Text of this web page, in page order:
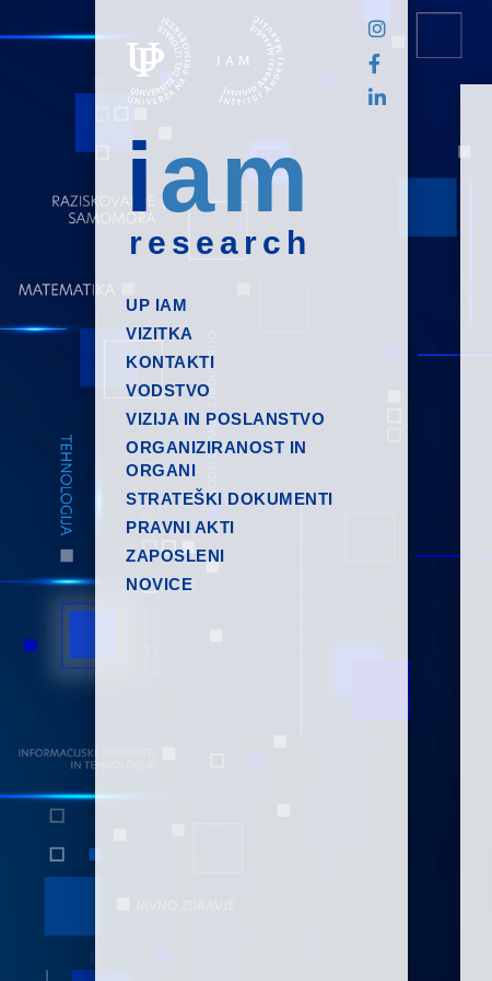
iam
research
UP IAM
VIZITKA
KONTAKTI
VODSTVO
VIZIJA IN POSLANSTVO
ORGANIZIRANOST IN
ORGANI
STRATEŠKI DOKUMENTI
PRAVNI AKTI
ZAPOSLENI
NOVICE